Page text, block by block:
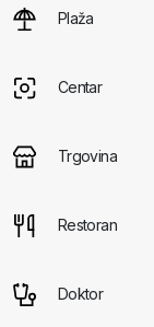
Plaža
Centar
Trgovina
Restoran
Doktor